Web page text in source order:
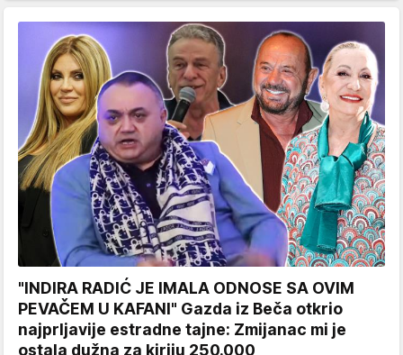
"INDIRA RADIĆ JE IMALA ODNOSE SA OVIM
PEVAČEM U KAFANI" Gazda iz Beča otkrio
najprljavije estradne tajne: Zmijanac mi je
ostala dužna za kiriju 250.000